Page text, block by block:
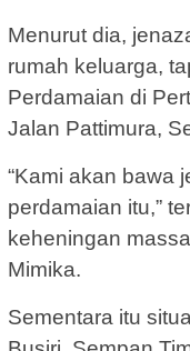
Menurut dia,
rumah keluarga,
Perdamaian di
Jalan Pattimura,
“Kami akan bawa
perdamaian itu,”
keheningan
Mimika.
Sementara itu